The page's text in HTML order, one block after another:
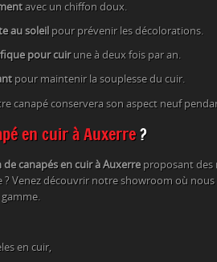
avec un chiffon doux.
au soleil pour prévenir les décolorations.
pour cuirune à deux fois par an.
pour maintenir la souplesse du cuir.
canapé conservera son aspect neuf
en cuir à Auxerre?
de canapés en cuir à Auxerreproposant des
? Venez découvrir notre showroom où
en cuir,